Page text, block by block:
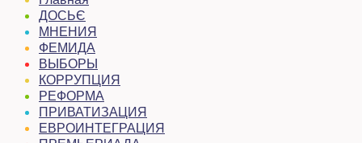
ДОСЬЄ
МНЕНИЯ
ФЕМИДА
ВЫБОРЫ
КОРРУПЦИЯ
РЕФОРМА
ПРИВАТИЗАЦИЯ
ЕВРОИНТЕГРАЦИЯ